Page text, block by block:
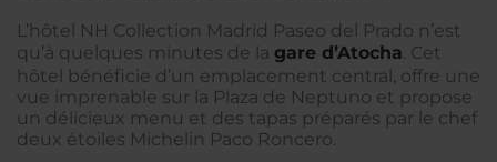
L’hôtel NH Collection Madrid Paseo del Prado n’est
qu’à quelques minutes de la gare d’Atocha . Cet
hôtel bénéficie d’un emplacement central, offre une
vue imprenable sur la Plaza de Neptuno et propose
un délicieux menu et des tapas préparés par le chef
deux étoiles Michelin Paco Roncero.